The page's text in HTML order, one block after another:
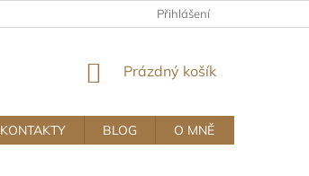
OBCHODNÍ A REKLAMAČNÍ PODMÍNKY
Přihlášení
NÁKUPNÍ
Prázdný košík
KONTAKTY BLOG
O MNĚ